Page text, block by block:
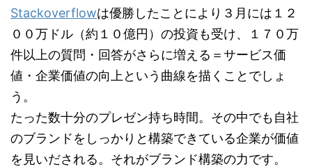
Stackoverflowは優勝したことにより３月には１２
００万ドル（約１０億円）の投資も受け、１７０万
件以上の質問・回答がさらに増える＝サービス価
値・企業価値の向上という曲線を描くことでしょ
う。
たった数十分のプレゼン持ち時間。その中でも自社
のブランドをしっかりと構築できている企業が価値
を見いだされる。それがブランド構築の力です。